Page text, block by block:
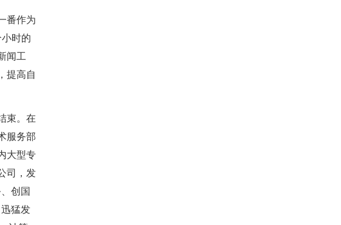
番作为
时的
闻工
提高自
束。在
服务部
大型专
司，发
创国
猛发